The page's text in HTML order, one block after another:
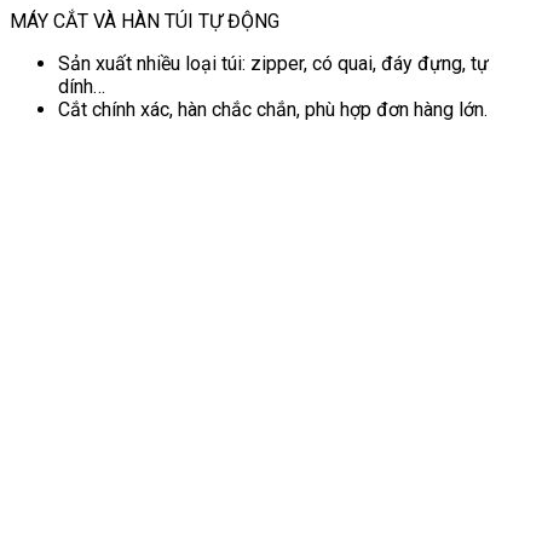
MÁY CẮT VÀ HÀN TÚI TỰ ĐỘNG
Sản xuất nhiều loại túi: zipper, có quai, đáy đựng, tự
dính…
Cắt chính xác, hàn chắc chắn, phù hợp đơn hàng lớn.